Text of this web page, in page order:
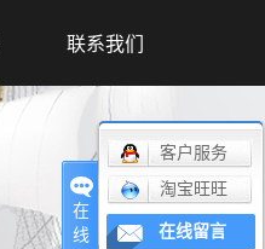
联系我们
在
线
客户服务
淘宝旺旺
在线留言